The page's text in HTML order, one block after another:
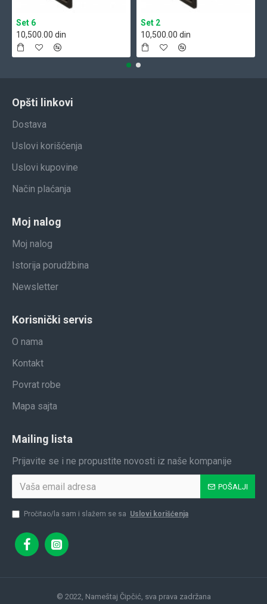
Set 6
10,500.00 din
Set 2
10,500.00 din
Opšti linkovi
Dostava
Uslovi korišćenja
Uslovi kupovine
Način plaćanja
Moj nalog
Moj nalog
Istorija porudžbina
Newsletter
Korisnički servis
O nama
Kontakt
Povrat robe
Mapa sajta
Mailing lista
Prijavite se i ne propustite novosti iz naše kompanije
POŠALJI
Pročitao/la sam i slažem se sa Uslovi korišćenja
© 2022, Nameštaj Čipčić, sva prava zadržana